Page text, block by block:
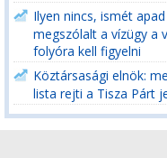
Ilyen nincs, ismét
megszólalt a vízügy a
folyóra kell figyelni
Köztársasági elnök:
lista rejti a Tisza Párt